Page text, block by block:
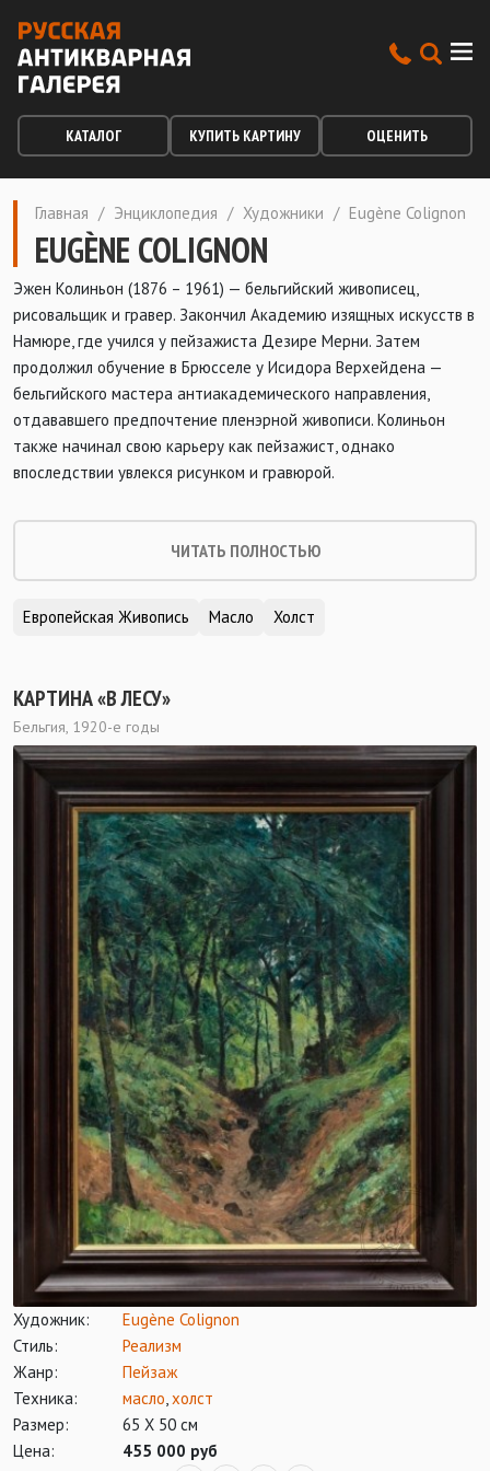
КАТАЛОГ КУПИТЬ КАРТИНУ ОЦЕНИТЬ
Главная / Энциклопедия / Художники / Eugène Colignon
EUGÈNE COLIGNON
Эжен Колиньон (1876 – 1961) — бельгийский живописец,
рисовальщик и гравер. Закончил Академию изящных искусств в
Намюре, где учился у пейзажиста Дезире Мерни. Затем
продолжил обучение в Брюсселе у Исидора Верхейдена —
бельгийского мастера антиакадемического направления,
отдававшего предпочтение пленэрной живописи. Колиньон
также начинал свою карьеру как пейзажист, однако
впоследствии увлекся рисунком и гравюрой.
ЧИТАТЬ ПОЛНОСТЬЮ
Европейская Живопись Масло Холст
КАРТИНА «В ЛЕСУ»
Бельгия, 1920-е годы
Художник:
Eugène Colignon
Стиль:
Реализм
Жанр:
Пейзаж
Техника:
масло,холст
Размер:
65 Х 50 см
Цена:
455 000 руб